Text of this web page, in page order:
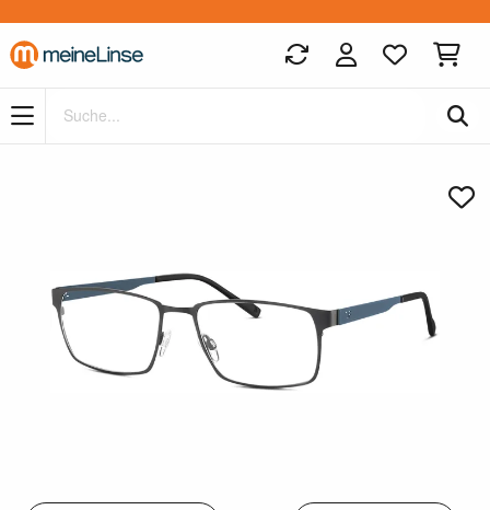
Zum Hauptinhalt springen